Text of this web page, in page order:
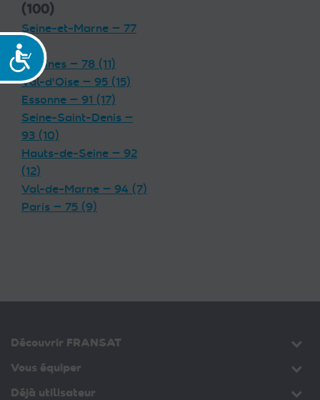
Accessibilité
(100)
Seine-et-Marne — 77
(19)
Yvelines — 78 (11)
Val-d'Oise — 95 (15)
Essonne — 91 (17)
Seine-Saint-Denis —
93 (10)
Hauts-de-Seine — 92
(12)
Val-de-Marne — 94 (7)
Paris — 75 (9)
Découvrir FRANSAT
Vous équiper
Déjà utilisateur